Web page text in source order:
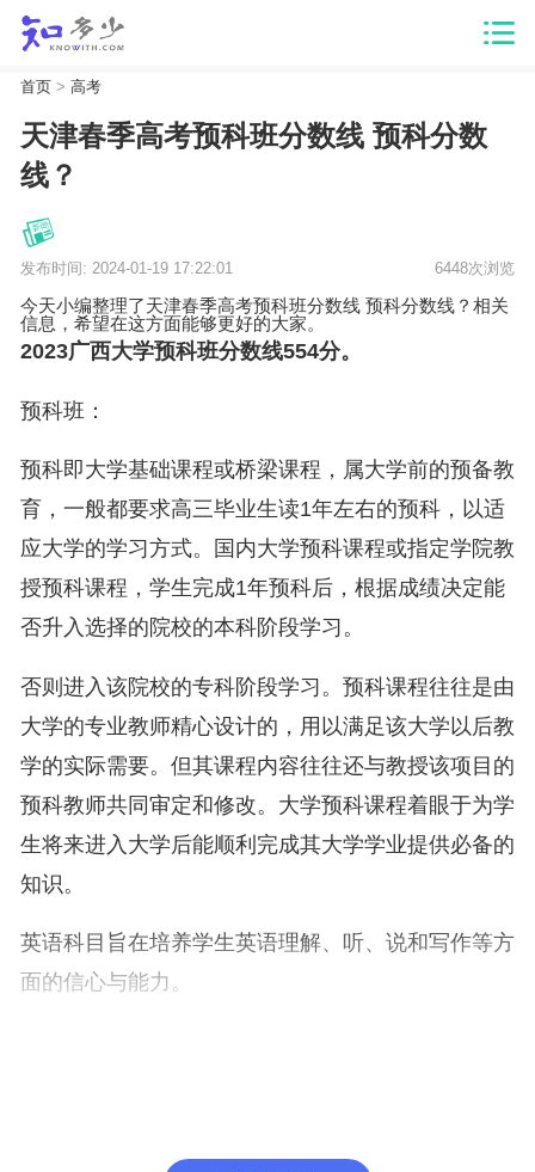
首页> 高考
天津春季高考预科班分数线 预科分数
线？
发布时间: 2024-01-19 17:22:01 6448次浏览
今天小编整理了天津春季高考预科班分数线 预科分数线？相关
信息，希望在这方面能够更好的大家。
2023广西大学预科班分数线554分。
预科班：
预科即大学基础课程或桥梁课程，属大学前的预备教
育，一般都要求高三毕业生读1年左右的预科，以适
应大学的学习方式。国内大学预科课程或指定学院教
授预科课程，学生完成1年预科后，根据成绩决定能
否升入选择的院校的本科阶段学习。
否则进入该院校的专科阶段学习。预科课程往往是由
大学的专业教师精心设计的，用以满足该大学以后教
学的实际需要。但其课程内容往往还与教授该项目的
预科教师共同审定和修改。大学预科课程着眼于为学
生将来进入大学后能顺利完成其大学学业提供必备的
知识。
英语科目旨在培养学生英语理解、听、说和写作等方
面的信心与能力。